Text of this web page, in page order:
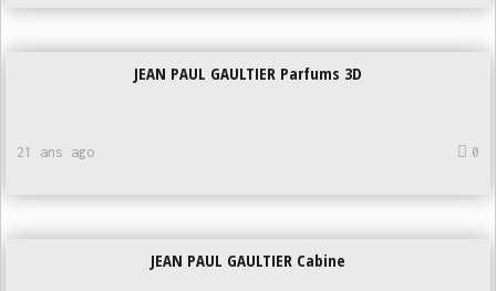
JEAN PAUL GAULTIER Parfums 3D
0
21 ans ago
JEAN PAUL GAULTIER Cabine